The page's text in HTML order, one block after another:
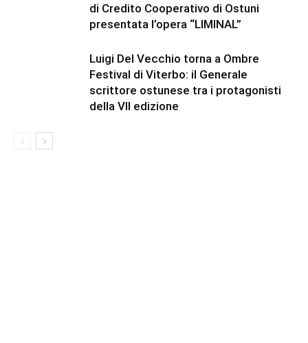
di Credito Cooperativo di Ostuni
presentata l’opera “LIMINAL”
Luigi Del Vecchio torna a Ombre
Festival di Viterbo: il Generale
scrittore ostunese tra i protagonisti
della VII edizione